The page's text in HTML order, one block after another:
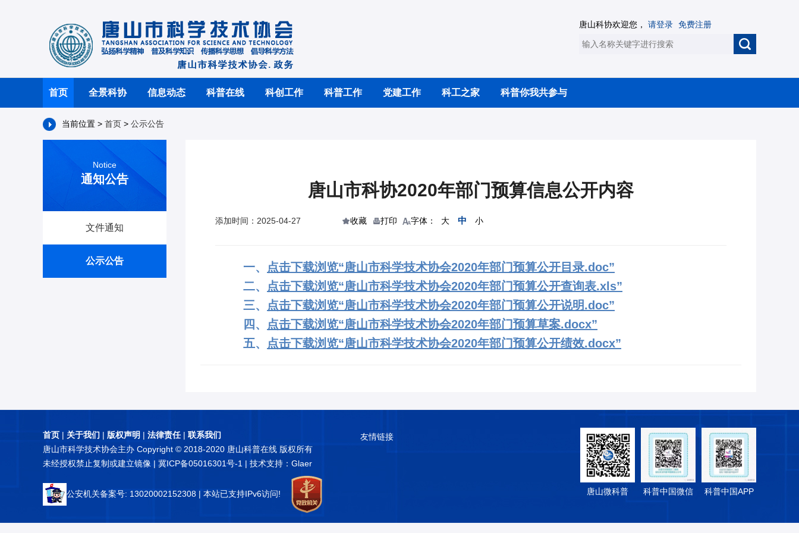
唐山科协欢迎您， 请登录 免费注册
首页 全景科协 信息动态 科普在线 科创工作 科普工作 党建工作 科工之家 科普你我共参与
当前位置 > 首页 > 公示公告
Notice
通知公告
文件通知
公示公告
唐山市科协2020年部门预算信息公开内容
添加时间：2025-04-27 收藏 打印 字体： 大 中 小
一、 点击下载浏览“唐山市科学技术协会2020年部门预算公开目录.doc”
二、 点击下载浏览“唐山市科学技术协会2020年部门预算公开查询表.xls”
三、 点击下载浏览“唐山市科学技术协会2020年部门预算公开说明.doc”
四、 点击下载浏览“唐山市科学技术协会2020年部门预算草案.docx”
五、 点击下载浏览“唐山市科学技术协会2020年部门预算公开绩效.docx”
首页 | 关于我们 | 版权声明 | 法律责任| 联系我们
唐山市科学技术协会主办 Copyright © 2018-2020 唐山科普在线 版权所有
未经授权禁止复制或建立镜像 | 冀ICP备05016301号-1 | 技术支持：Glaer
公安机关备案号: 13020002152308 | 本站已支持IPv6访问!
友情链接
唐山微科普 科普中国微信 科普中国APP